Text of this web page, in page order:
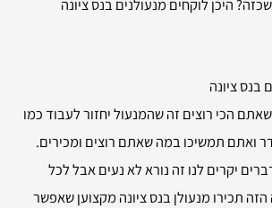
היכן לוקחים מנעולנים בנס ציונה
בנס ציונה
הכי רוצים זה שהמנעול יחזור לעבוד כמו
ואתם תמשיכו במה שאתם רוצים ומכירים.
יקרים לנו זה נורא לא נעים אבל לכל
תכירו מנעולן בנס ציונה מקצוען שאפשר